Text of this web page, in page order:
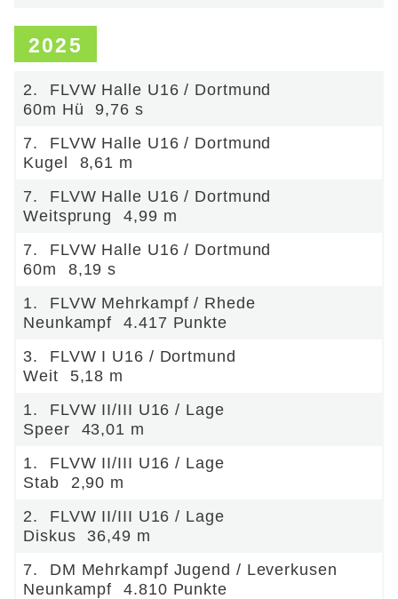
2025
2.
FLVW Halle U16 / Dortmund
60m Hü
9,76 s
7.
FLVW Halle U16 / Dortmund
Kugel
8,61 m
7.
FLVW Halle U16 / Dortmund
Weitsprung
4,99 m
7.
FLVW Halle U16 / Dortmund
60m
8,19 s
1.
FLVW Mehrkampf / Rhede
Neunkampf
4.417 Punkte
3.
FLVW I U16 / Dortmund
Weit
5,18 m
1.
FLVW II/III U16 / Lage
Speer
43,01 m
1.
FLVW II/III U16 / Lage
Stab
2,90 m
2.
FLVW II/III U16 / Lage
Diskus
36,49 m
7.
DM Mehrkampf Jugend / Leverkusen
Neunkampf
4.810 Punkte